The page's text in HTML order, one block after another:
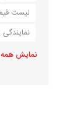
لیست
نمایندگی
نمایش همه